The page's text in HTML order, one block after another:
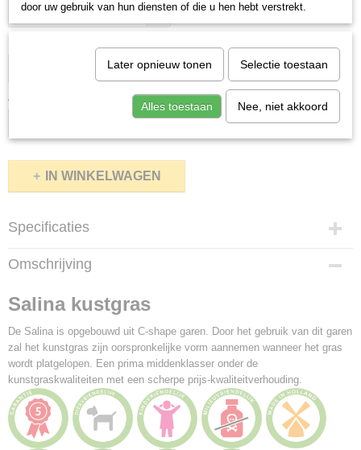
cm
Aantal
IN WINKELWAGEN
Specificaties
Productcode
Cordoba-2038
0 x 0 x 3 cm
Omschrijving
Salina kustgras
De Salina is opgebouwd uit C-shape garen. Door het gebruik van dit garen
zal het kunstgras zijn oorspronkelijke vorm aannemen wanneer het gras
wordt platgelopen. Een prima middenklasser onder de
kunstgraskwaliteiten met een scherpe prijs-kwaliteitverhouding.
door uw gebruik van hun diensten of die u hen hebt verstrekt.
Later opnieuw tonen Selectie toestaan
Alles toestaan Nee, niet akkoord